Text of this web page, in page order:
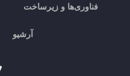
فناوری‌ها و زیرساخت
آرشیو